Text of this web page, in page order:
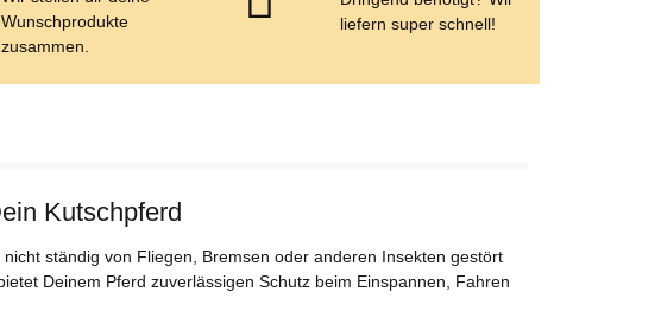
Wunschprodukte
zusammen.
liefern super schnell!
Kutschpferd
ständig von Fliegen, Bremsen oder anderen Insekten gestört
Deinem Pferd zuverlässigen Schutz beim Einspannen, Fahren